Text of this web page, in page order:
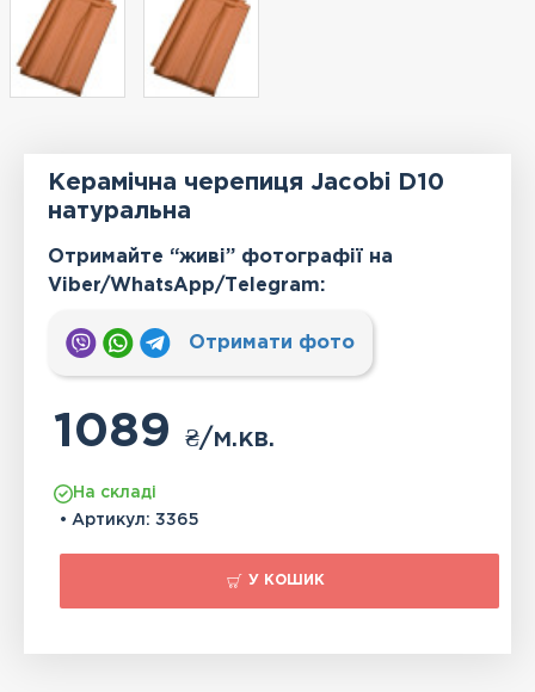
Керамічна черепиця Jacobi D10
натуральна
Отримайте “живі” фотографії на
Viber/WhatsApp/Тelegram:
Отримати фото
1089₴/м.кв.
На складі
• Артикул: 3365
У КОШИК